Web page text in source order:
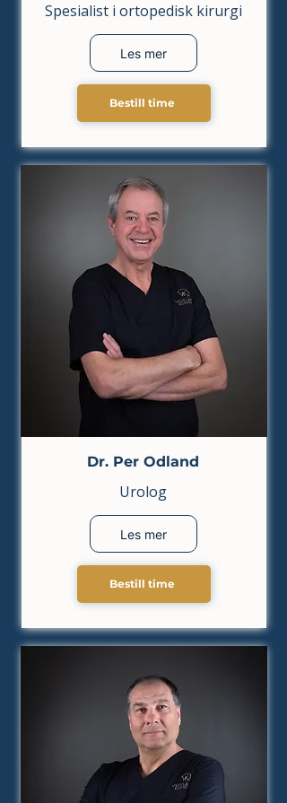
Spesialist i ortopedisk kirurgi
Les mer
Bestill time
Dr. Per Odland
Urolog
Les mer
Bestill time